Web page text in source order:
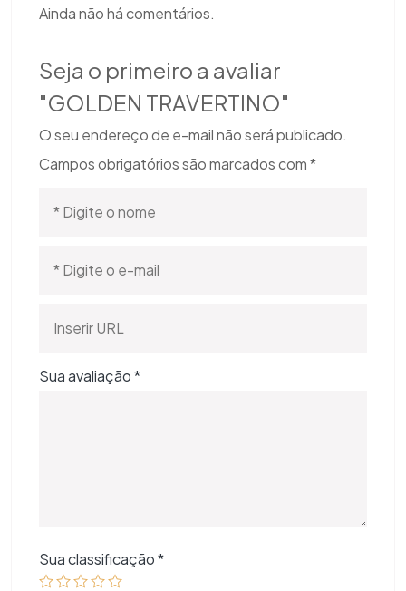
Ainda não há comentários.
Seja o primeiro a avaliar
"GOLDEN TRAVERTINO"
O seu endereço de e-mail não será publicado.
Campos obrigatórios são marcados com*
Sua avaliação*
Sua classificação*